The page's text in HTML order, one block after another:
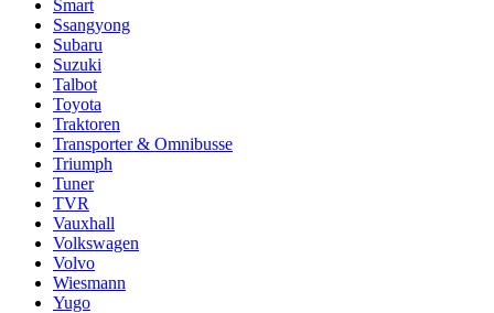
Smart
Ssangyong
Subaru
Suzuki
Talbot
Toyota
Traktoren
Transporter & Omnibusse
Triumph
Tuner
TVR
Vauxhall
Volkswagen
Volvo
Wiesmann
Yugo